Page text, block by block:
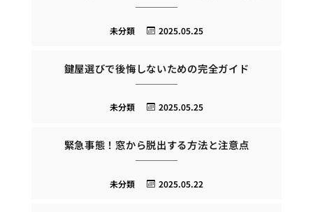
2025.05.25
未分類
鍵屋選びで後悔しないための完全ガイド
2025.05.25
未分類
緊急事態！窓から脱出する方法と注意点
2025.05.22
未分類